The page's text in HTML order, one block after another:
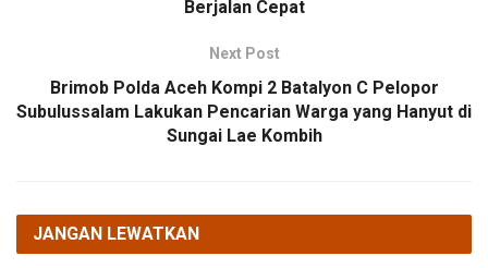
Berjalan Cepat
Next Post
Brimob Polda Aceh Kompi 2 Batalyon C Pelopor
Subulussalam Lakukan Pencarian Warga yang Hanyut di
Sungai Lae Kombih
JANGAN LEWATKAN